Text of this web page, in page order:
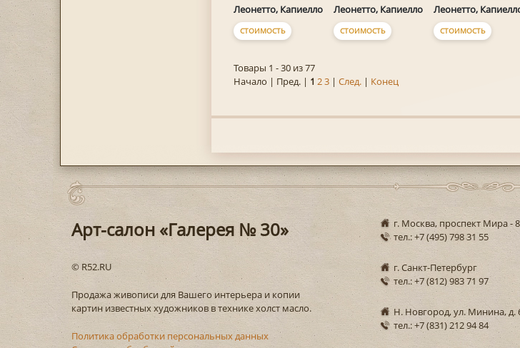
Леонетто, Капиелло
СТОИМОСТЬ
Леонетто, Капиелло
СТОИМОСТЬ
Леонетто,
СТОИМОСТЬ
Товары 1 - 30 из 77
Начало | Пред. | 1 23| След.| Конец
Арт-салон «Галерея № 30»
© R52.RU
Продажа живописи для Вашего интерьера и копии
картин известных художников в технике холст масло.
Политика обработки персональных данных
г. Москва, проспект Мира -
тел.: +7 (495) 798 31 55
г. Санкт-Петербург
тел.: +7 (812) 983 71 97
Н. Новгород, ул. Минина, д.
тел.: +7 (831) 212 94 84